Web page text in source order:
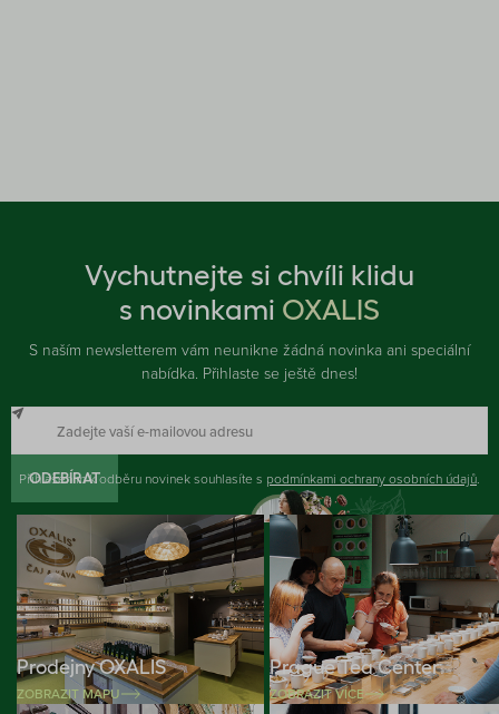
Vychutnejte si chvíli klidu
s novinkami OXALIS
S naším newsletterem vám neunikne žádná novinka ani speciální
nabídka. Přihlaste se ještě dnes!
ODEBÍRAT
Přihlášením k odběru novinek souhlasíte s podmínkami ochrany osobních údajů.
Prodejny OXALIS
ZOBRAZIT MAPU
Prague Tea Center
ZOBRAZIT VÍCE